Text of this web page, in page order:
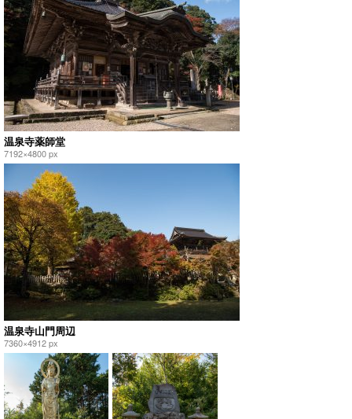
温泉寺薬師堂
7192×4800 px
温泉寺山門周辺
7360×4912 px